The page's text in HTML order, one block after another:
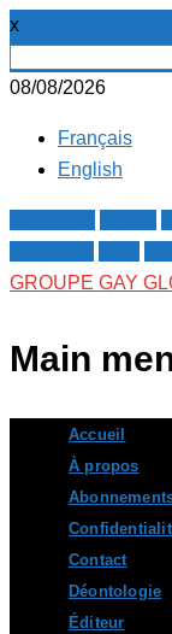
x
08/08/2026
Français
English
GROUPE GAY
Main
content
Accueil
À propos
Contact
Déontologie
Éditeur